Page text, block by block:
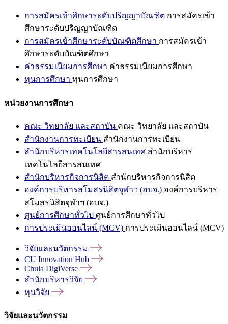
การสมัครเข้าศึกษาระดับปริญญาบัณฑิต การสมัครเข้า
ศึกษาระดับปริญญาบัณฑิต
การสมัครเข้าศึกษาระดับบัณฑิตศึกษา การสมัครเข้า
ศึกษาระดับบัณฑิตศึกษา
ค่าธรรมเนียมการศึกษา ค่าธรรมเนียมการศึกษา
ทุนการศึกษา ทุนการศึกษา
หน่วยงานการศึกษา
คณะ วิทยาลัย และสถาบัน คณะ วิทยาลัย และสถาบัน
สำนักงานการทะเบียน สำนักงานการทะเบียน
สำนักบริหารเทคโนโลยีสารสนเทศ สำนักบริหาร
เทคโนโลยีสารสนเทศ
สำนักบริหารกิจการนิสิต สำนักบริหารกิจการนิสิต
องค์การบริหารสโมสรนิสิตจุฬาฯ (อบจ.) องค์การบริหาร
สโมสรนิสิตจุฬาฯ (อบจ.)
ศูนย์การศึกษาทั่วไป ศูนย์การศึกษาทั่วไป
การประเมินออนไลน์ (MCV) การประเมินออนไลน์ (MCV)
วิจัยและนวัตกรรม
CU Innovation Hub
Chula DigiVerse
สำนักบริหารวิจัย
ทุนวิจัย
วิจัยและนวัตกรรม